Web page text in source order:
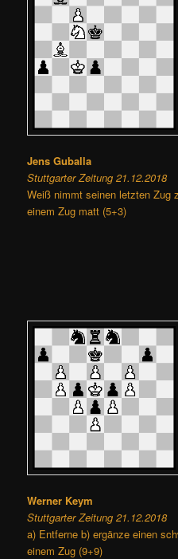
Jens Guballa
Stuttgarter Zeitung 21.12.2018
Weiß nimmt seinen letzten Zug
einem Zug matt (5+3)
Werner Keym
Stuttgarter Zeitung 21.12.2018
a) Entferne b) ergänze einen
einem Zug (9+9)